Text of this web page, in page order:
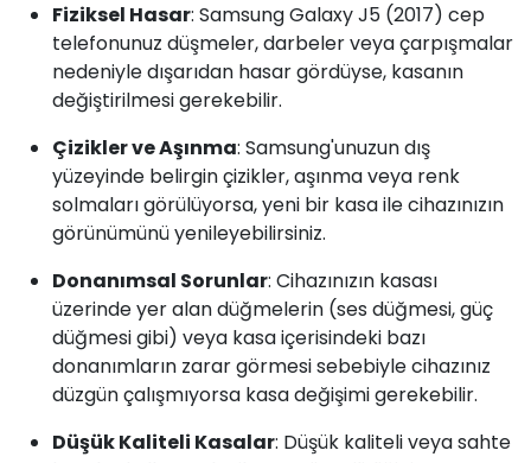
Fiziksel Hasar: Samsung Galaxy J5 (2017) cep
telefonunuz düşmeler, darbeler veya çarpışmalar
nedeniyle dışarıdan hasar gördüyse, kasanın
değiştirilmesi gerekebilir.
Çizikler ve Aşınma: Samsung'unuzun dış
yüzeyinde belirgin çizikler, aşınma veya renk
solmaları görülüyorsa, yeni bir kasa ile cihazınızın
görünümünü yenileyebilirsiniz.
Donanımsal Sorunlar: Cihazınızın kasası
üzerinde yer alan düğmelerin (ses düğmesi, güç
düğmesi gibi) veya kasa içerisindeki bazı
donanımların zarar görmesi sebebiyle cihazınız
düzgün çalışmıyorsa kasa değişimi gerekebilir.
Düşük Kaliteli Kasalar: Düşük kaliteli veya sahte